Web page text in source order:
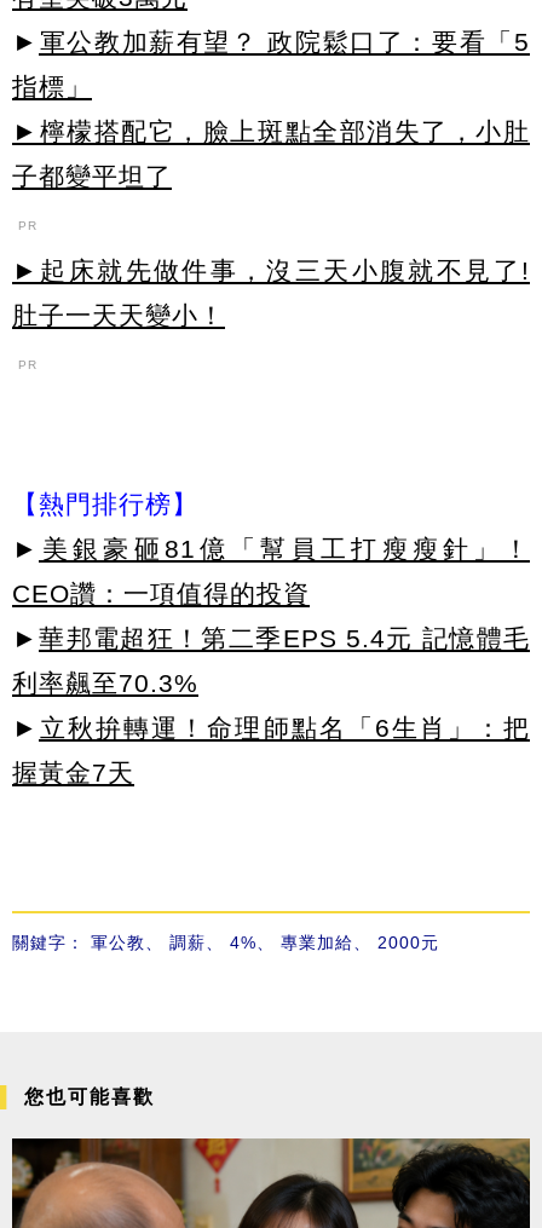
► 軍公教加薪有望？ 政院鬆口了：要看「5
指標」
►檸檬搭配它，臉上斑點全部消失了，小肚
子都變平坦了
PR
►起床就先做件事，沒三天小腹就不見了!
肚子一天天變小！
PR
【熱門排行榜】
► 美銀豪砸81億「幫員工打瘦瘦針」！
CEO讚：一項值得的投資
► 華邦電超狂！第二季EPS 5.4元 記憶體毛
利率飆至70.3%
► 立秋拚轉運！命理師點名「6生肖」：把
握黃金7天
關鍵字： 軍公教、 調薪、 4%、 專業加給、 2000元
您也可能喜歡